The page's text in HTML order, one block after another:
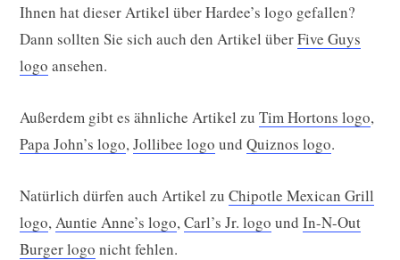
Ihnen hat dieser Artikel über Hardee’s logo gefallen?
Dann sollten Sie sich auch den Artikel überFive Guys
logo ansehen.
Außerdem gibt es ähnliche Artikel zu Tim Hortons logo,
Papa John’s logo,Jollibee logo und Quiznos logo.
Natürlich dürfen auch Artikel zu Chipotle Mexican Grill
logo,Auntie Anne’s logo,Carl’s Jr. logo und In-N-Out
Burger logo nicht fehlen.